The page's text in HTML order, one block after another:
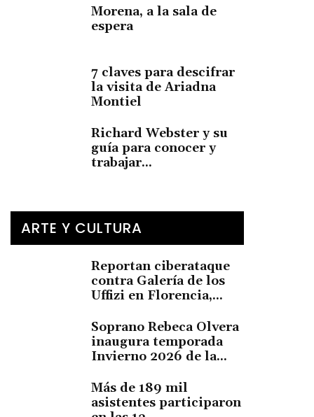
Morena, a la sala de
espera
7 claves para descifrar
la visita de Ariadna
Montiel
Richard Webster y su
guía para conocer y
trabajar...
ARTE Y CULTURA
Reportan ciberataque
contra Galería de los
Uffizi en Florencia,...
Soprano Rebeca Olvera
inaugura temporada
Invierno 2026 de la...
Más de 189 mil
asistentes participaron